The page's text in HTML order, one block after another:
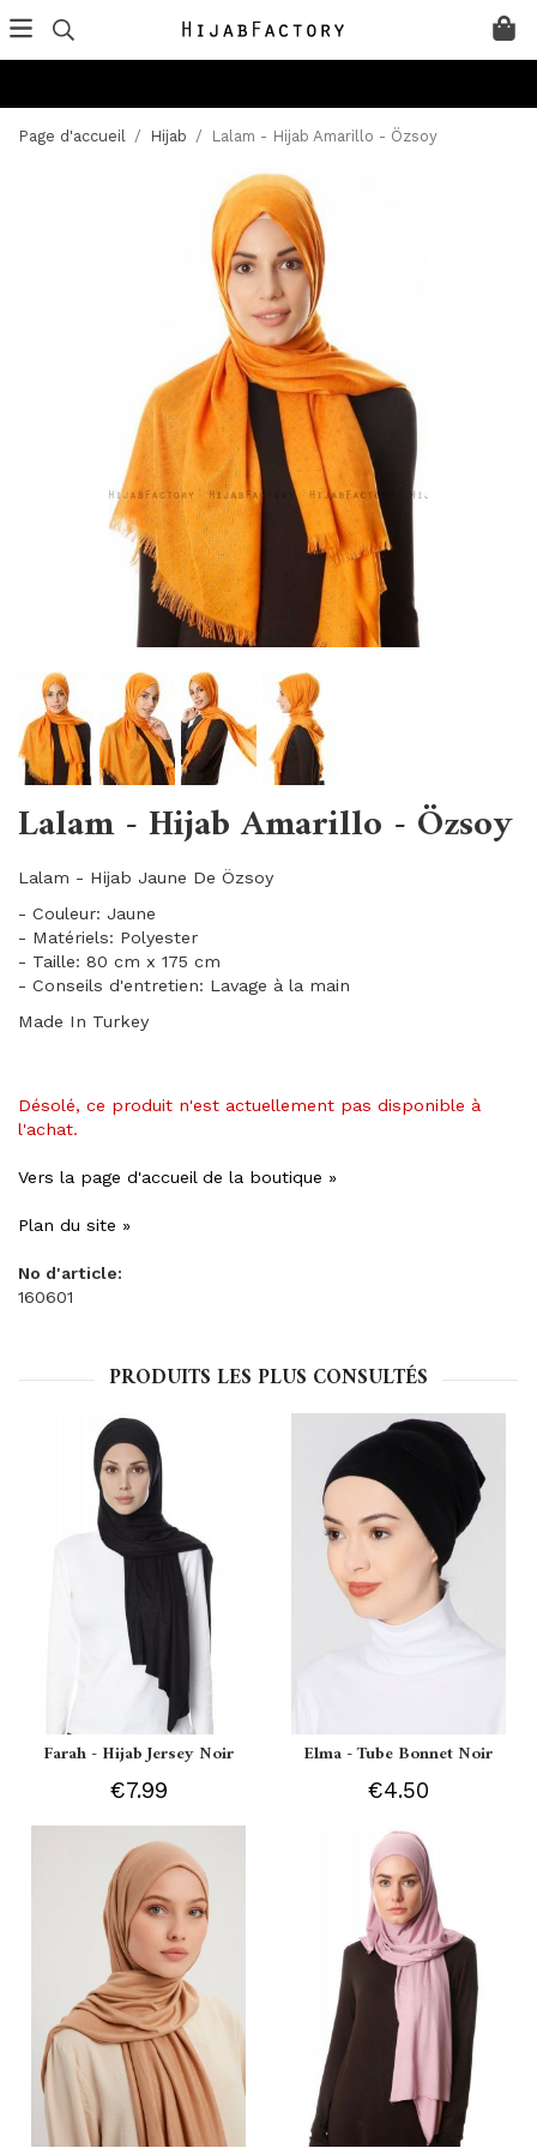
Page d'accueil / Hijab / Lalam - Hijab Amarillo - Özsoy
Lalam - Hijab Amarillo - Özsoy
Lalam - Hijab Jaune De Özsoy
- Couleur: Jaune
- Matériels: Polyester
- Taille: 80 cm x 175 cm
- Conseils d'entretien: Lavage à la main
Made In Turkey
Désolé, ce produit n'est actuellement pas disponible à
l'achat.
Vers la page d'accueil de la boutique »
Plan du site »
No d'article:
160601
PRODUITS LES PLUS CONSULTÉS
Farah - Hijab Jersey Noir
€7.99
Elma - Tube Bonnet Noir
€4.50